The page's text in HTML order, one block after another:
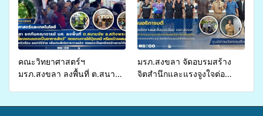
สืบสานประเพณีแห่งศรัทธา
คณะวิทยาศาสตร์ฯ
มรภ.สงขลา ลงพื้นที่ ต.สนาม
มรภ.สงขลา จัดอบรมสร้าง
จิตสำนึกและแรงจูงใจต่อ